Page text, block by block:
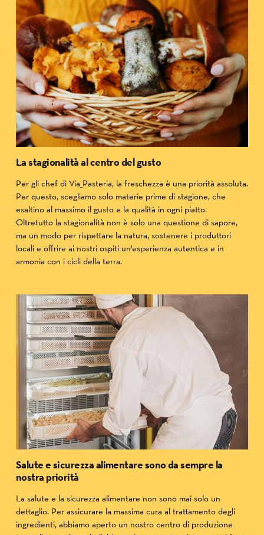
La stagionalità al centro del gusto
Per gli chef di Via_Pasteria, la freschezza è una priorità assoluta.
Per questo, scegliamo solo materie prime di stagione, che
esaltino al massimo il gusto e la qualità in ogni piatto.
Oltretutto la stagionalità non è solo una questione di sapore,
ma un modo per rispettare la natura, sostenere i produttori
locali e offrire ai nostri ospiti un’esperienza autentica e in
armonia con i cicli della terra.
Salute e sicurezza alimentare sono da sempre la
nostra priorità
La salute e la sicurezza alimentare non sono mai solo un
dettaglio. Per assicurare la massima cura al trattamento degli
ingredienti, abbiamo aperto un nostro centro di produzione